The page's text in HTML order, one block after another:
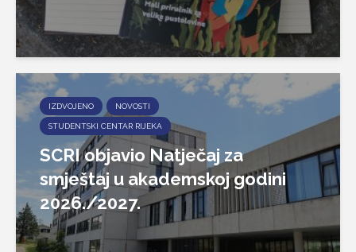
IZDVOJENO NOVOSTI
STUDENTSKI CENTAR RIJEKA
SCRI objavio Natječaj za
smještaj u akademskoj godini
2026./2027.